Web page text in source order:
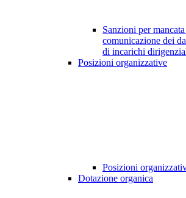
Sanzioni per
comunicazione dei
di incarichi
Posizioni organizzative
Posizioni
Dotazione organica